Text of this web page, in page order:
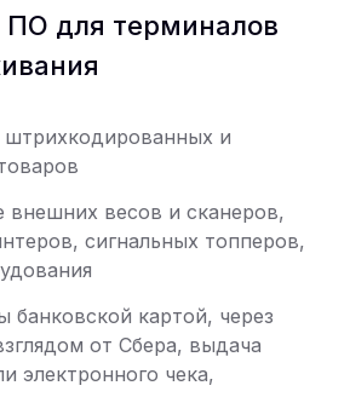
для терминалов
и
внешних весов и сканеров,
сигнальных топперов,
банковской картой, через
от Сбера, выдача
электронного чека,